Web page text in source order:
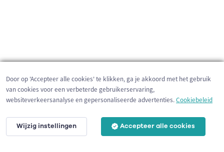
2 km
Door op 'Accepteer alle cookies' te klikken, ga je akkoord met het gebruik
van cookies voor een verbeterde gebruikerservaring,
websiteverkeersanalyse en gepersonaliseerde advertenties.Cookiebeleid
Wijzig instellingen Accepteer alle cookies